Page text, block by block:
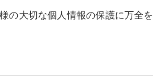
の大切な個人情報の保護に万全を